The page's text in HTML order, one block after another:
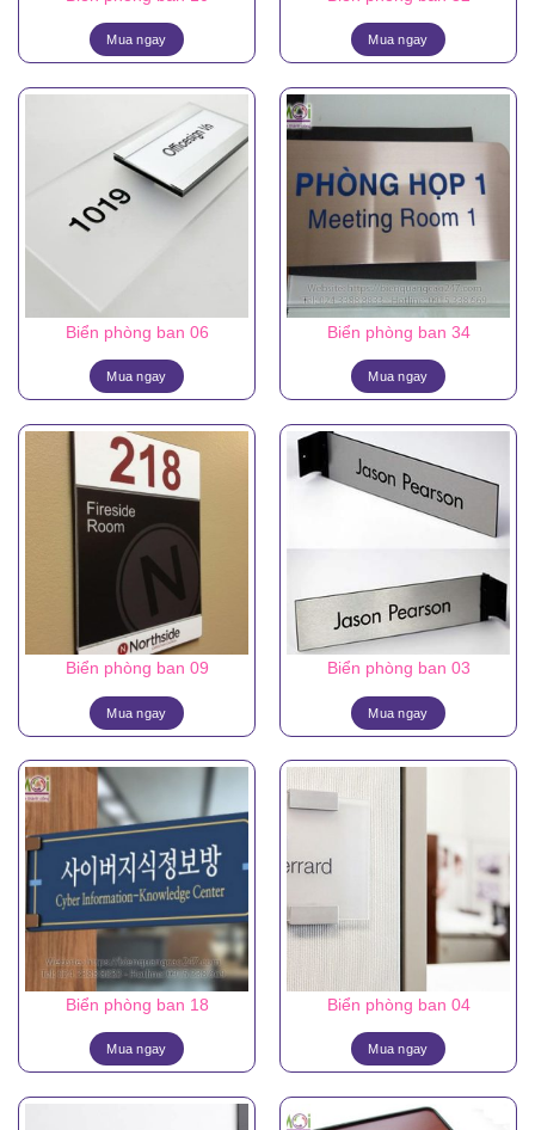
Mua ngay Mua ngay
Biển phòng ban 06
Mua ngay
Biển phòng ban 34
Mua ngay
Biển phòng ban 09
Mua ngay
Biển phòng ban 03
Mua ngay
Biển phòng ban 18
Mua ngay
Biển phòng ban 04
Mua ngay